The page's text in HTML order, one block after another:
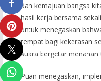
dan kemajuan bangsa
hasil kerja bersama
untuk menegaskan
tempat bagi kekerasan
suara bergetar menahan
Puan menegaskan,